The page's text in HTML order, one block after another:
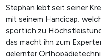
Stephan lebt seit seiner
mit seinem Handicap,
sportlich zu
das macht ihn zum
gelernter